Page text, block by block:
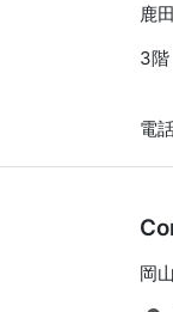
鹿田
3階
電
岡